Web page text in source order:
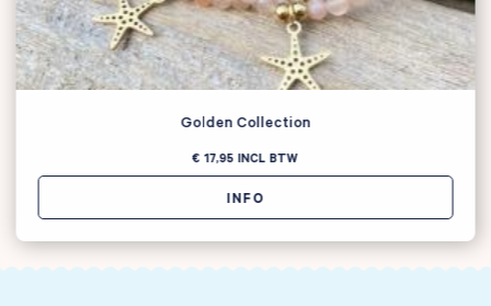
Golden Collection
€ 17,95 INCL BTW
INFO